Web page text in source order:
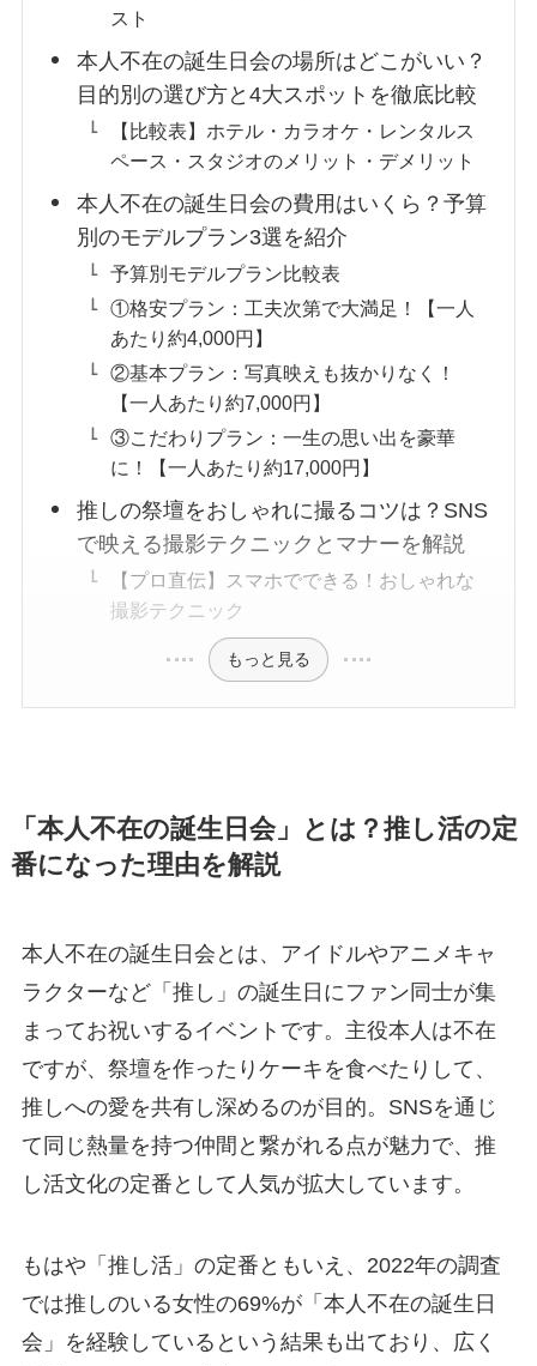
スト
本人不在の誕生日会の場所はどこがいい？
目的別の選び方と4大スポットを徹底比較
【比較表】ホテル・カラオケ・レンタルス
ペース・スタジオのメリット・デメリット
本人不在の誕生日会の費用はいくら？予算
別のモデルプラン3選を紹介
予算別モデルプラン比較表
①格安プラン：工夫次第で大満足！【一人
あたり約4,000円】
②基本プラン：写真映えも抜かりなく！
【一人あたり約7,000円】
③こだわりプラン：一生の思い出を豪華
に！【一人あたり約17,000円】
推しの祭壇をおしゃれに撮るコツは？SNS
で映える撮影テクニックとマナーを解説
【プロ直伝】スマホでできる！おしゃれな
撮影テクニック
もっと見る
「本人不在の誕生日会」とは？推し活の定
番になった理由を解説
本人不在の誕生日会とは、アイドルやアニメキャ
ラクターなど「推し」の誕生日にファン同士が集
まってお祝いするイベントです。主役本人は不在
ですが、祭壇を作ったりケーキを食べたりして、
推しへの愛を共有し深めるのが目的。SNSを通じ
て同じ熱量を持つ仲間と繋がれる点が魅力で、推
し活文化の定番として人気が拡大しています。
もはや「推し活」の定番ともいえ、2022年の調査
では推しのいる女性の69%が「本人不在の誕生日
会」を経験しているという結果も出ており、広く